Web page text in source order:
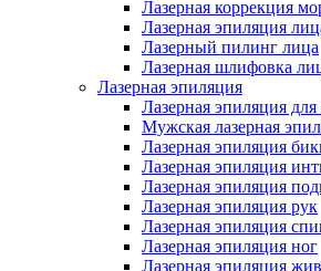
Лазерная коррекция
Лазерная эпиляция
Лазерный пилинг лица
Лазерная шлифовка
Лазерная эпиляция
Лазерная эпиляция
Мужская лазерная
Лазерная эпиляция
Лазерная эпиляция
Лазерная эпиляция
Лазерная эпиляция рук
Лазерная эпиляция
Лазерная эпиляция ног
Лазерная эпиляция